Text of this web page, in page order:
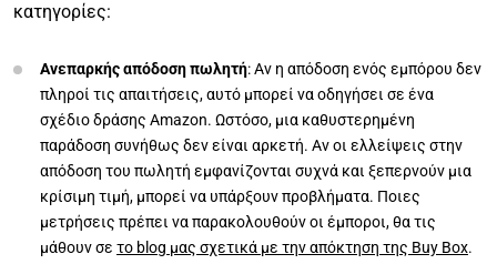
κατηγορίες:
Ανεπαρκής απόδοση πωλητή: Αν η απόδοση ενός εμπόρου δεν
πληροί τις απαιτήσεις, αυτό μπορεί να οδηγήσει σε ένα
σχέδιο δράσης Amazon. Ωστόσο, μια καθυστερημένη
παράδοση συνήθως δεν είναι αρκετή. Αν οι ελλείψεις στην
απόδοση του πωλητή εμφανίζονται συχνά και ξεπερνούν μια
κρίσιμη τιμή, μπορεί να υπάρξουν προβλήματα. Ποιες
μετρήσεις πρέπει να παρακολουθούν οι έμποροι, θα τις
μάθουν σε το blog μας σχετικά με την απόκτηση της Buy Box.